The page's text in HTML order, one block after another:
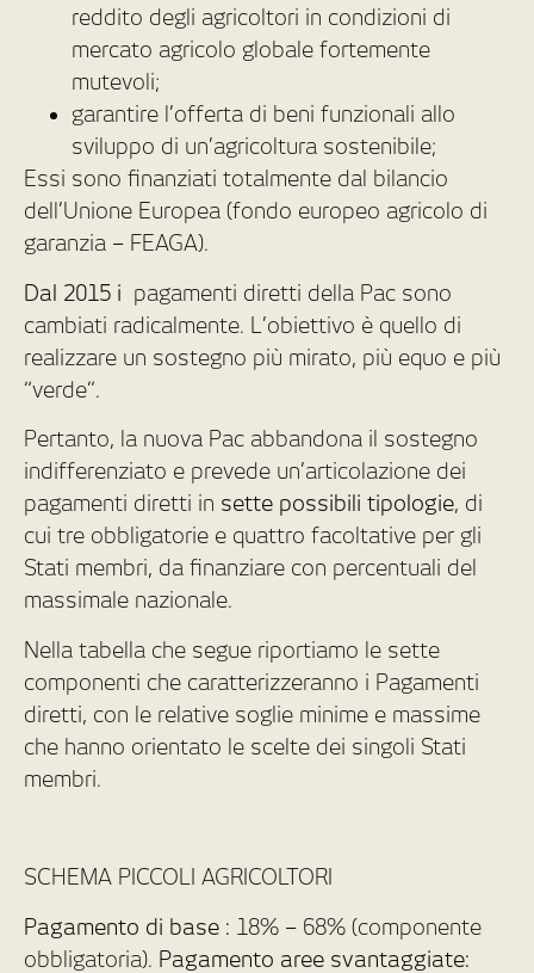
reddito degli agricoltori in condizioni di
mercato agricolo globale fortemente
mutevoli;
garantire l’offerta di beni funzionali allo
sviluppo di un’agricoltura sostenibile;
Essi sono finanziati totalmente dal bilancio
dell’Unione Europea (fondo europeo agricolo di
garanzia – FEAGA).
Dal 2015 i pagamenti diretti della Pac sono
cambiati radicalmente. L’obiettivo è quello di
realizzare un sostegno più mirato, più equo e più
“verde”.
Pertanto, la nuova Pac abbandona il sostegno
indifferenziato e prevede un’articolazione dei
pagamenti diretti in sette possibili tipologie, di
cui tre obbligatorie e quattro facoltative per gli
Stati membri, da finanziare con percentuali del
massimale nazionale.
Nella tabella che segue riportiamo le sette
componenti che caratterizzeranno i Pagamenti
diretti, con le relative soglie minime e massime
che hanno orientato le scelte dei singoli Stati
membri.
SCHEMA PICCOLI AGRICOLTORI
Pagamento di base : 18% – 68% (componente
obbligatoria). Pagamento aree svantaggiate: